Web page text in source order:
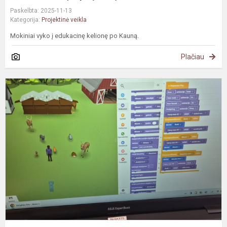
Paskelbta: 2025-11-13
Kategorija: Projektinė veikla
Mokiniai vyko į edukacinę kelionę po Kauną.
Plačiau